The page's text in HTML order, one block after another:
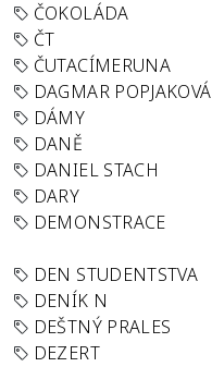
ČOKOLÁDA
ČT
ČUTACÍMERUNA
DAGMAR POPJAKOVÁ
DÁMY
DANĚ
DANIEL STACH
DARY
DEMONSTRACE
DEN STUDENTSTVA
DENÍK N
DEŠTNÝ PRALES
DEZERT